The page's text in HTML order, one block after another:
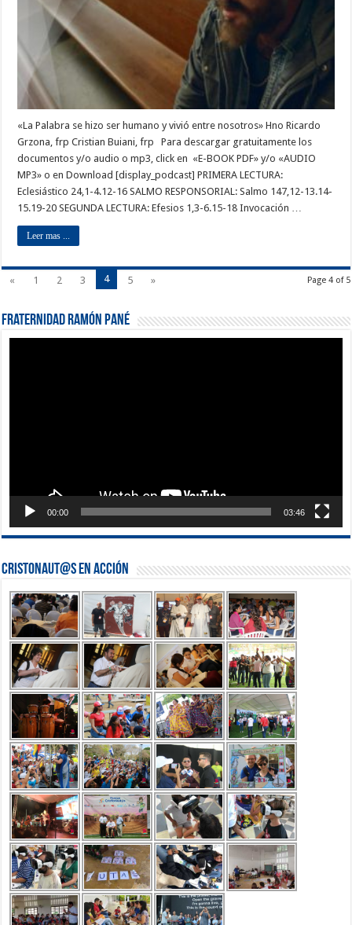
«La Palabra se hizo ser humano y vivió entre nosotros» Hno Ricardo
Grzona, frp Cristian Buiani, frp Para descargar gratuitamente los
documentos y/o audio o mp3, click en «E-BOOK PDF» y/o «AUDIO
MP3» o en Download [display_podcast] PRIMERA LECTURA:
Eclesiástico 24,1-4.12-16 SALMO RESPONSORIAL: Salmo 147,12-13.14-
15.19-20 SEGUNDA LECTURA: Efesios 1,3-6.15-18 Invocación …
Leer mas ...
Page 4 of 5
« 1 2 3 4 5 »
Fraternidad Ramón Pané
00:00 03:46
Cristonaut@s en Acción